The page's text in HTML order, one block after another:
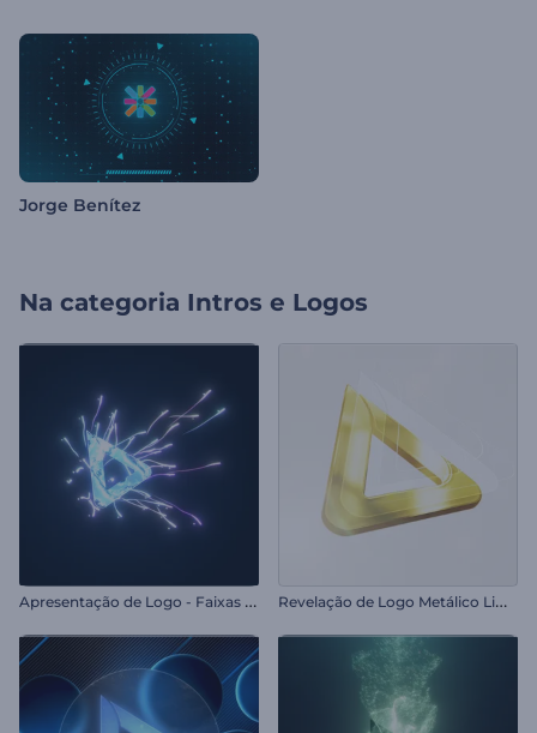
Jorge Benítez
Na categoria Intros e Logos
A
presentação de Logo - Faixas Luminosas R
evelação de Logo Metálico Limpo